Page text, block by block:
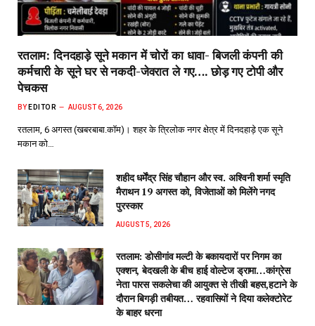
रतलाम: दिनदहाड़े सूने मकान में चोरों का धावा- बिजली कंपनी की
कर्मचारी के सूने घर से नकदी-जेवरात ले गए…. छोड़ गए टोपी और
पेचकस
BY EDITOR AUGUST 6, 2026
रतलाम, 6 अगस्त (खबरबाबा.कॉम)। शहर के त्रिलोक नगर क्षेत्र में दिनदहाड़े एक सूने
मकान को…
शहीद धर्मेंद्र सिंह चौहान और स्व. अश्विनी शर्मा स्मृति
मैराथन 19 अगस्त को, विजेताओं को मिलेंगे नगद
पुरस्कार
AUGUST 5, 2026
रतलाम: डोसीगांव मल्टी के बकायदारों पर निगम का
एक्शन, बेदखली के बीच हाई वोल्टेज ड्रामा…कांग्रेस
नेता पारस सकलेचा की आयुक्त से तीखी बहस,हटाने के
दौरान बिगड़ी तबीयत… रहवासियों ने दिया कलेक्टोरेट
के बाहर धरना